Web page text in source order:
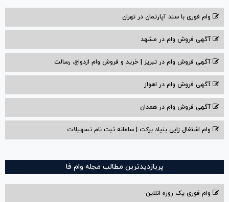
وام فوری با سند آپارتمان در تهران
آگهی فروش وام در مشهد
آگهی فروش وام در تبریز | خرید و فروش وام ازدواج، رسالت
آگهی فروش وام در اهواز
آگهی فروش وام در همدان
وام اشتغال زایی بنیاد برکت | سامانه ثبت نام تسهیلات
پربازدیدترین مطالب مجله وام فا
وام فوری یک روزه انلاین